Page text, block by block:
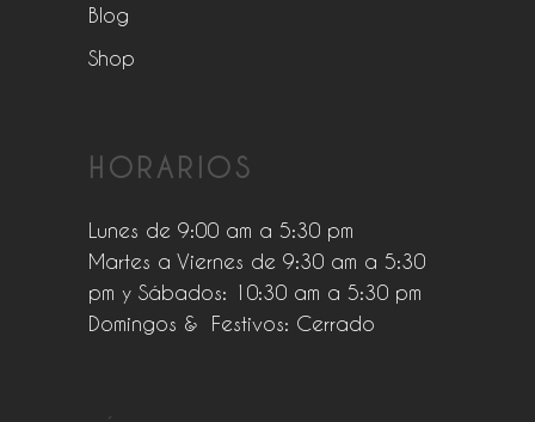
Blog
Shop
HORARIOS
Lunes de 9:00 am a 5:30 pm
Martes a Viernes de 9:30 am a 5:30
pm y Sábados: 10:30 am a 5:30 pm
Domingos & Festivos: Cerrado